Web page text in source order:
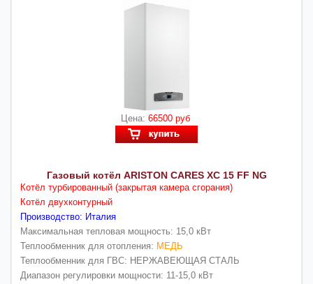
Цена: 66500 руб
Газовый котёл ARISTON CARES XC 15 FF NG
Котёл турбированный (закрытая камера сгорания)
Котёл двухконтурный
Производство: Италия
Максимальная тепловая мощность: 15,0 кВт
Теплообменник для отопления: МЕДЬ
Теплообменник для ГВС: НЕРЖАВЕЮЩАЯ СТАЛЬ
Диапазон регулировки мощности: 11-15,0 кВт